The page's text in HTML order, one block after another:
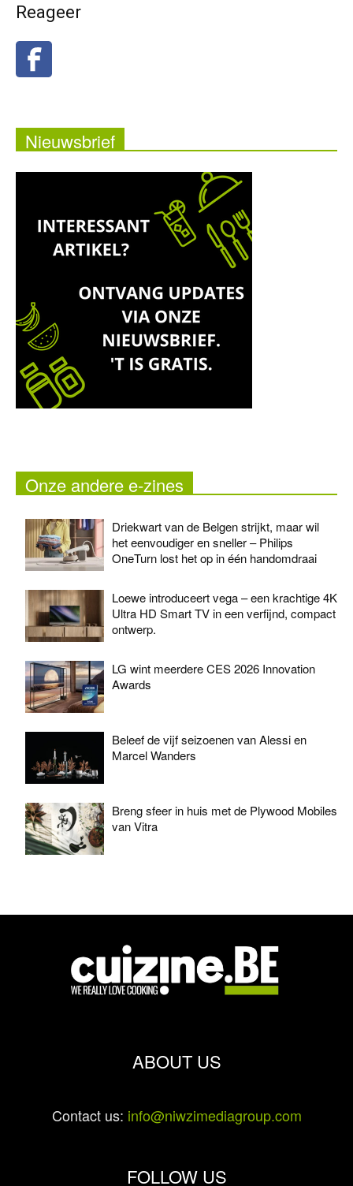
Reageer
Nieuwsbrief
Onze andere e-zines
Driekwart van de Belgen strijkt, maar wil
het eenvoudiger en sneller – Philips
OneTurn lost het op in één handomdraai
Loewe introduceert vega – een krachtige 4K
Ultra HD Smart TV in een verfijnd, compact
ontwerp.
LG wint meerdere CES 2026 Innovation
Awards
Beleef de vijf seizoenen van Alessi en
Marcel Wanders
Breng sfeer in huis met de Plywood Mobiles
van Vitra
ABOUT US
Contact us: info@niwzimediagroup.com
FOLLOW US